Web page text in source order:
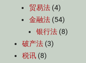
贸易法 (4)
金融法 (54)
银行法 (8)
破产法 (3)
税讯 (8)